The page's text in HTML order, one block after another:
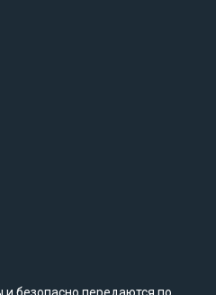
безопасно передаются по